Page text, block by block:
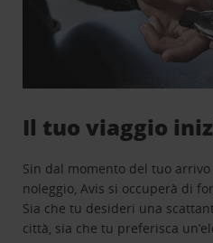
Il tuo viaggio
Sin dal momento del tuo
noleggio, Avis si occuperà di
Sia che tu desideri una
città, sia che tu preferisca